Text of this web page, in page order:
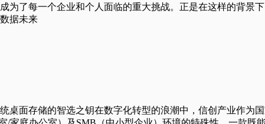
为了每一个企业和个人面临的重大挑战。正是在这样的背
据未来
桌面存储的智选之钥在数字化转型的浪潮中，信创产业作